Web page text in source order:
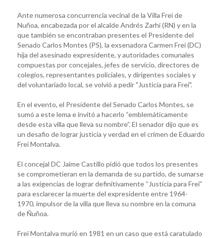
Ante numerosa concurrencia vecinal de la Villa Frei de
Nuñoa, encabezada por el alcalde Andrés Zarhi (RN) y en la
que también se encontraban presentes el Presidente del
Senado Carlos Montes (PS), la exsenadora Carmen Frei (DC)
hija del asesinado expresidente, y autoridades comunales
compuestas por concejales, jefes de servicio, directores de
colegios, representantes policiales, y dirigentes sociales y
del voluntariado local, se volvió a pedir "Justicia para Frei".
En el evento, el Presidente del Senado Carlos Montes, se
sumó a este lema e invitó a hacerlo “emblemáticamente
desde esta villa que lleva su nombre”. El senador dijo que es
un desafio de lograr justicia y verdad en el crimen de Eduardo
Frei Montalva.
El concejal DC Jaime Castillo pidió que todos los presentes
se comprometieran en la demanda de su partido, de sumarse
a las exigencias de lograr definitivamente “Justicia para Frei”
para esclarecer la muerte del expresidente entre 1964-
1970, impulsor de la villa que lleva su nombre en la comuna
de Ñuñoa.
Frei Montalva murió en 1981 en un caso que está caratulado